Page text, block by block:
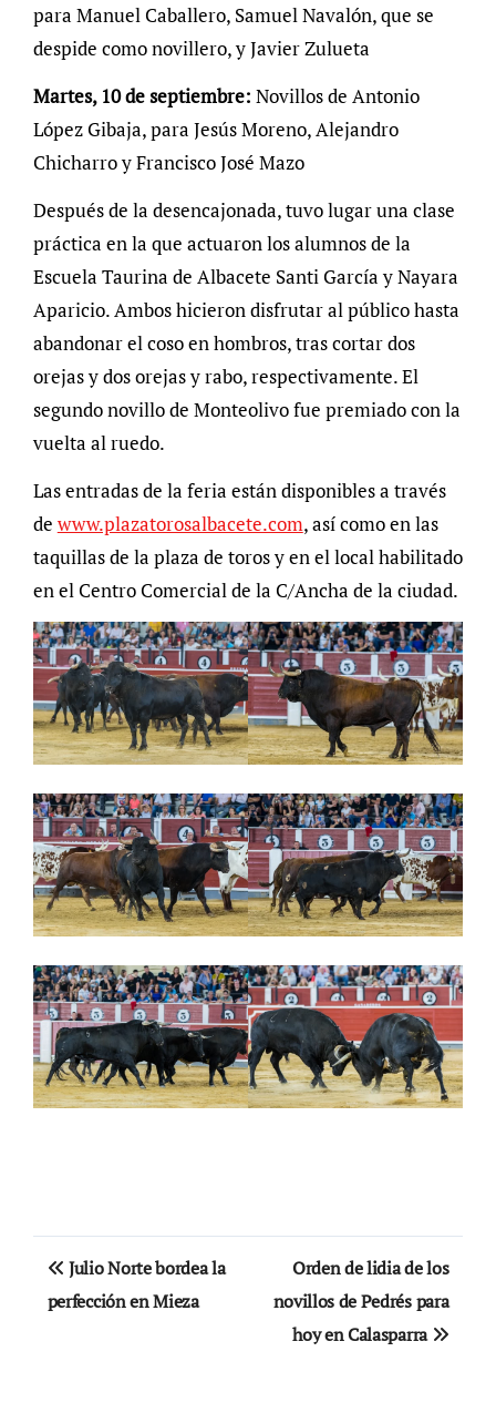
para Manuel Caballero, Samuel Navalón, que se
despide como novillero, y Javier Zulueta
Martes, 10 de septiembre: Novillos de Antonio
López Gibaja, para Jesús Moreno, Alejandro
Chicharro y Francisco José Mazo
Después de la desencajonada, tuvo lugar una clase
práctica en la que actuaron los alumnos de la
Escuela Taurina de Albacete Santi García y Nayara
Aparicio. Ambos hicieron disfrutar al público hasta
abandonar el coso en hombros, tras cortar dos
orejas y dos orejas y rabo, respectivamente. El
segundo novillo de Monteolivo fue premiado con la
vuelta al ruedo.
Las entradas de la feria están disponibles a través
de www.plazatorosalbacete.com, así como en las
taquillas de la plaza de toros y en el local habilitado
en el Centro Comercial de la C/Ancha de la ciudad.
Navegación
de
Julio Norte bordea la
perfección en Mieza
Orden de lidia de los
novillos de Pedrés para
hoy en Calasparra